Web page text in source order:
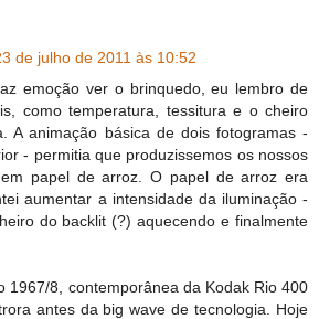
de julho de 2011 às 10:52
emoção ver o brinquedo, eu lembro de
como temperatura, tessitura e o cheiro
A animação básica de dois fotogramas -
- permitia que produzissemos os nossos
papel de arroz. O papel de arroz era
aumentar a intensidade da iluminação -
do backlit (?) aquecendo e finalmente
1967/8, contemporânea da Kodak Rio 400
antes da big wave de tecnologia. Hoje